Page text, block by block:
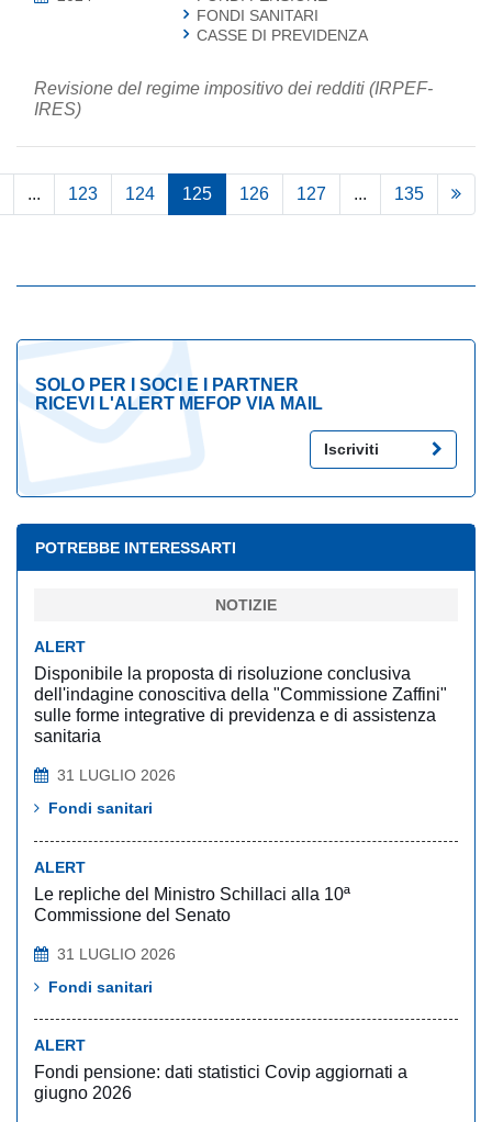
FONDI SANITARI
CASSE DI PREVIDENZA
Revisione del regime impositivo dei redditi (IRPEF-
IRES)
... 123 124 125 126 127 ... 135
SOLO PER I SOCI E I PARTNER
RICEVI L'ALERT MEFOP VIA MAIL
Iscriviti
POTREBBE INTERESSARTI
NOTIZIE
ALERT
Disponibile la proposta di risoluzione conclusiva
dell'indagine conoscitiva della "Commissione Zaffini"
sulle forme integrative di previdenza e di assistenza
sanitaria
31 LUGLIO 2026
Fondi sanitari
ALERT
Le repliche del Ministro Schillaci alla 10ª
Commissione del Senato
31 LUGLIO 2026
Fondi sanitari
ALERT
Fondi pensione: dati statistici Covip aggiornati a
giugno 2026